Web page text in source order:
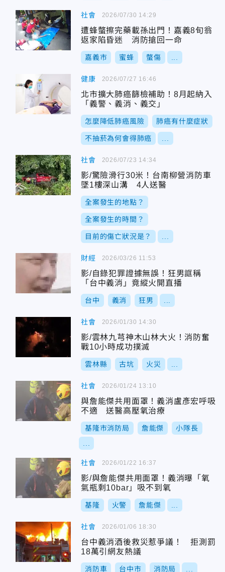
社會
遭蜂螫擦完藥載孫出門！嘉義8旬翁
返家陷昏迷 消防搶回一命
嘉義市 蜜蜂 螫傷
2026/07/30 14:29
健康
北市擴大肺癌篩檢補助！8月起納入
「義警、義消、義交」
怎麼降低肺癌風險 肺癌有什麼症狀
不抽菸為何會得肺癌
2026/07/27 16:46
社會
影/驚險滑行30米！台南柳營消防車
墜1樓深山溝 4人送醫
全案發生的地點？
全案發生的時間？
目前的傷亡狀況是？
2026/07/23 14:34
財經
影/自錄犯罪證據無誤！狂男誆稱
「台中義消」竟縱火開直播
台中 義消 狂男
2026/03/26 11:53
社會
影/雲林九芎神木山林大火！消防奮
戰10小時成功撲滅
雲林縣 古坑 火災
2026/01/30 14:30
社會
與詹能傑共用面罩！義消盧彥宏呼吸
不適 送醫高壓氧治療
基隆市消防局 詹能傑 小隊長
2026/01/24 13:10
社會
影/與詹能傑共用面罩！義消曝「氧
氣瓶剩10bar」吸不到氧
基隆 火警 詹能傑
2026/01/22 16:37
社會
台中義消酒後救災惹爭議！ 拒測罰
18萬引網友熱議
消防車 台中市 消防局
2026/01/06 18:30